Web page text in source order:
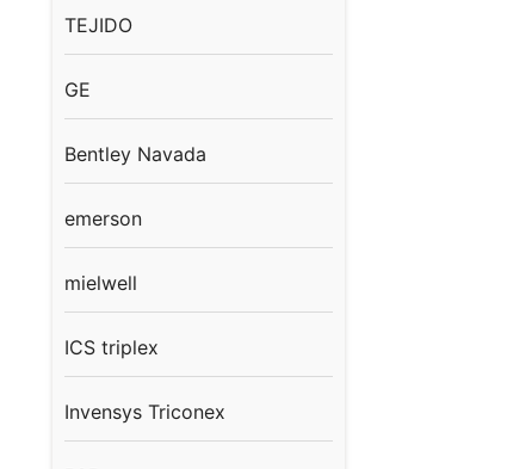
TEJIDO
GE
Bentley Navada
emerson
mielwell
ICS triplex
Invensys Triconex